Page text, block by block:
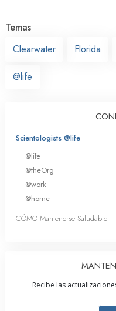
Temas
Clearwater
Florida
@life
Scientologists @life
@life
@theOrg
@work
@home
CÓMO Mantenerse Saludable
Recibe las